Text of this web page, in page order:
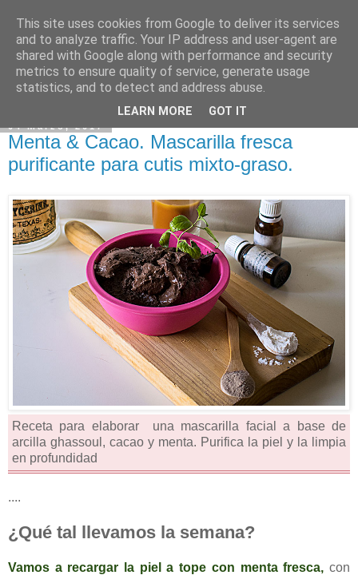
04 marzo, 2017
Menta & Cacao. Mascarilla fresca
purificante para cutis mixto-graso.
Receta para elaborar una mascarilla facial a base de
arcilla ghassoul, cacao y menta. Purifica la piel y la limpia
en profundidad
....
¿Qué tal llevamos la semana?
Vamos a recargar la piel a tope con menta fresca, con
This site uses cookies from Google to deliver its services
and to analyze traffic. Your IP address and user-agent are
shared with Google along with performance and security
metrics to ensure quality of service, generate usage
statistics, and to detect and address abuse.
LEARN MORE GOT IT